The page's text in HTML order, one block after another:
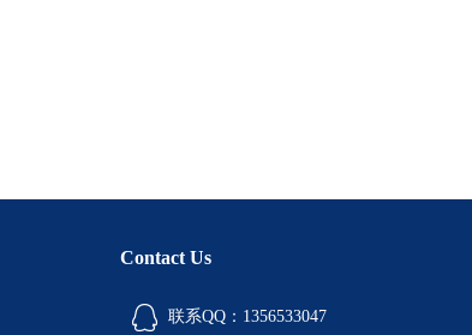
Contact Us
联系QQ：1356533047